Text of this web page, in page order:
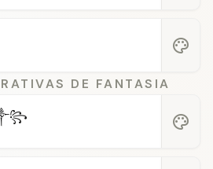
palette
DE FANTASIA
palette